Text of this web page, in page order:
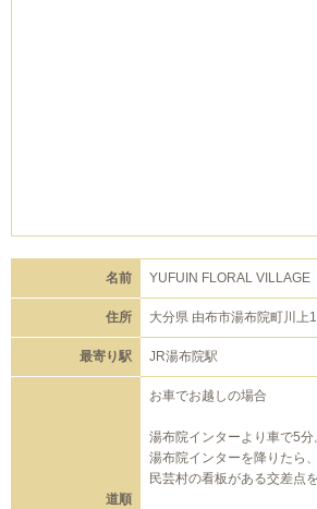
名前 YUFUIN FLORAL VILLAGE
住所 大分県 由布市湯布院町川上
最寄り駅 JR湯布院駅
道順
お車でお越しの場合
湯布院インターより車で5分
湯布院インターを降りたら
民芸村の看板がある交差点